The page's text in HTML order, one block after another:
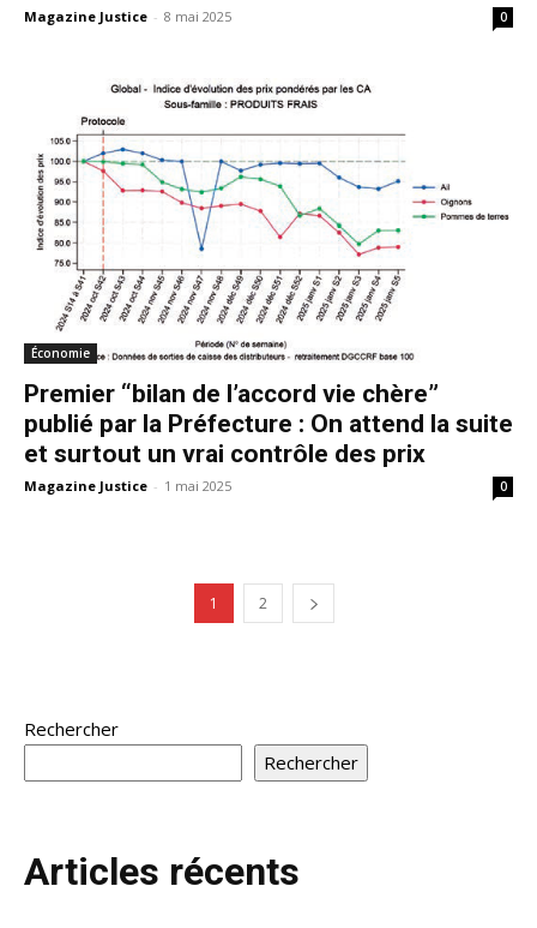
Magazine Justice - 8 mai 2025 0
Économie
Premier “bilan de l’accord vie chère”
publié par la Préfecture : On attend la suite
et surtout un vrai contrôle des prix
Magazine Justice - 1 mai 2025 0
1 2
Rechercher
Rechercher
Articles récents